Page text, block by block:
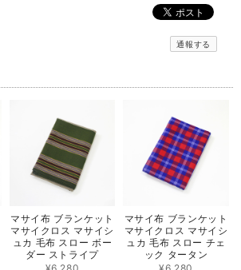
通報する
マサイ布 ブランケット
マサイクロス マサイシ
ュカ 毛布 スロー ボー
ダー ストライプ
マサイ布 ブランケット
マサイクロス マサイシ
ュカ 毛布 スロー チェ
ック タータン